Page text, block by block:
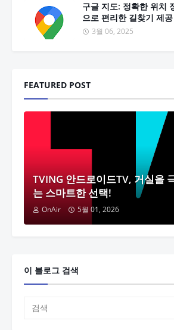
구글 지도: 정확한 위치
으로 편리한 길찾기 제공
3월 06, 2025
FEATURED POST
TVING 안드로이드TV, 거실을
는 스마트한 선택!
OnAir 5월 01, 2026
이 블로그 검색